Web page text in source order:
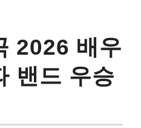
2026 배우
밴드 우승